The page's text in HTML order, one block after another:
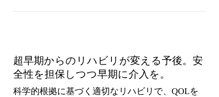
超早期からのリハビリが変える予後。安
全性を担保しつつ早期に介入を。
科学的根拠に基づく適切なリハビリで、QOLを